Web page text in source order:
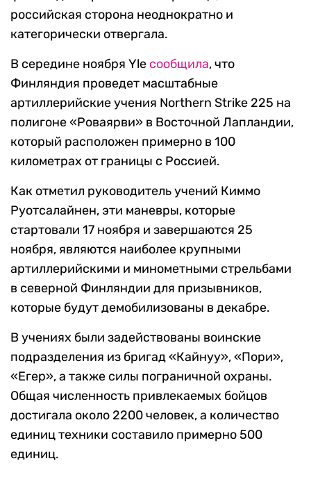
российская сторона неоднократно и
категорически отвергала.
В середине ноября Yle сообщила, что
Финляндия проведет масштабные
артиллерийские учения Northern Strike 225 на
полигоне «Роваярви» в Восточной Лапландии,
который расположен примерно в 100
километрах от границы с Россией.
Как отметил руководитель учений Киммо
Руотсалайнен, эти маневры, которые
стартовали 17 ноября и завершаются 25
ноября, являются наиболее крупными
артиллерийскими и минометными стрельбами
в северной Финляндии для призывников,
которые будут демобилизованы в декабре.
В учениях были задействованы воинские
подразделения из бригад «Кайнуу», «Пори»,
«Егер», а также силы пограничной охраны.
Общая численность привлекаемых бойцов
достигала около 2200 человек, а количество
единиц техники составило примерно 500
единиц.